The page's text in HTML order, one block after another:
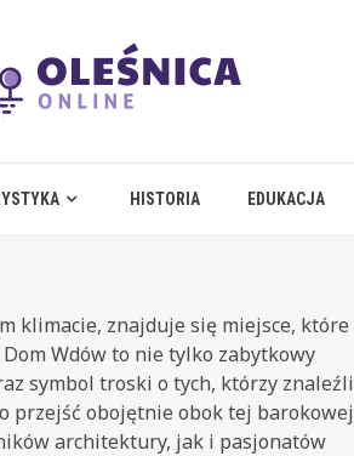
HISTORIA EDUKACJA
klimacie, znajduje się miejsce, które
Wdów to nie tylko zabytkowy
symbol troski o tych, którzy znaleźli
przejść obojętnie obok tej barokowej
architektury, jak i pasjonatów